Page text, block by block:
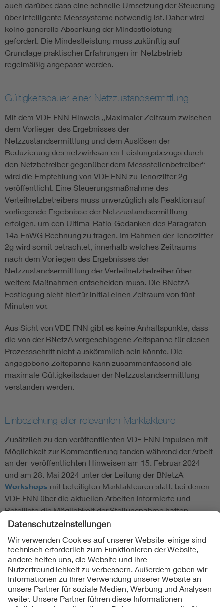
auch darüber, dass eine schnelle Umsetzung der Steuerung
über intelligente Messsysteme notwendig ist. Daher wird
keine generelle Absenkung der Mindestleistung
gefordert. Die Mindestleistung muss zukünftig auf
Grundlage praktischer Erfahrungen im Netzbetrieb
regelmäßig angepasst werden.
Gültigkeitsdauer einer Netzzustandsermittlung
Mit dem VDE FNN Hinweis „Maximaler Zeitraum zwischen
dem Vorliegen des Ergebnisses der
Netzzustandsermittlung und dem Auslösen der
Reduzierung des netzwirksamen Leistungsbezugs durch
den Netzbetreiber gegenüber dem Messstellenbetreiber“
wird die Empfehlung von VDE FNN zu Tenorziffer 2g
veröffentlicht. Eine Steuerungsmaßnahme des
Verteilnetzbetreibers muss unverzüglich als Reaktion auf
vorliegende Ergebnisse der Netzzustandsermittlung
erfolgen, um den Ultima-Ratio-Gedanken des Paragrafen
14a EnWG Rechnung zu tragen. Im Rahmen der Tenorziffer
2g wird somit betrachtet, innerhalb welches Zeitraums
nach dem Vorliegen des Ergebnisses der
Netzzustandsermittlung der Verteilnetzbetreiber über
weitere Maßnahmen entscheiden muss. Die BNetzA-
Festlegung sieht hierfür initial einen Zeitraum von fünf
Minuten vor.
Aus Sicht von VDE FNN gibt es keine Anhaltspunkte, dass
die von der BNetzA vorgeschlagene Zeitspanne für diesen
Prozessschritt nicht auskömmlich sein könnte. Die
angegebene Zeitspanne kann zusammenfassend als
maximale Gültigkeitsdauer der Netzzustandsermittlung
verstanden werden.
Einbeziehung aller relevanten Marktakteure
Zusätzlich zu den veröffentlichten VDE FNN Impulsen mit
Möglichkeit zur Kommentierung fanden während der Arbeit
an den veröffentlichten Hinweisen am 15. Februar 2024
und am 28. Mai 2024 unter der Leitung der BNetzA
Workshops mit beteiligten Marktakteuren statt, bei denen
VDE FNN über die aktuellen Arbeiten informierte und
Beteiligte die Möglichkeit der Stellungnahme hatten.
Folgen Sie uns